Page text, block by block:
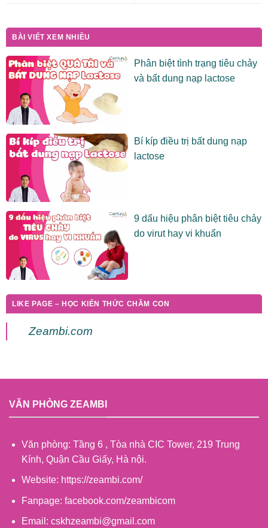
BÀI VIẾT XEM NHIỀU
Phân biệt tình trạng tiêu chảy
và bất dung nạp lactose
Bí kíp điều trị bất dung nạp
lactose
9 dấu hiệu phân biệt tiêu chảy
do virut hay vi khuẩn
LIKE PAGE – HỌC KIẾN THỨC CHĂM CON
Zeambi.com
VĂN PHÒNG ZEAMBI
Văn phòng: Tầng 6 , Tòa nhà CIC Tower, 219 Trung
Kính, Quận Cầu Giấy, Hà nội.
Website: https://zeambi.com/
Fanpage: facebook.com/zeambicom
Email: cskhzeambi@gmail.com